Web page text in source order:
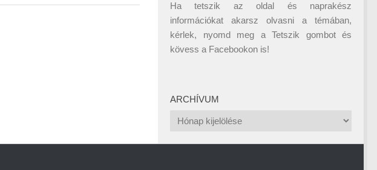
Ha tetszik az oldal és naprakész
információkat akarsz olvasni a témában,
kérlek, nyomd meg a Tetszik gombot és
kövess a Facebookon is!
ARCHÍVUM
Archívum